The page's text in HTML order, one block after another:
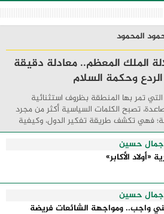
المحمود
الملك المعظم.. معادلة دقيقة
وحكمة السلام
تمر بها المنطقة بظروف استثنائية
تصبح الكلمات السياسية أكثر من مجرد
فهي تكشف طريقة تفكير الدول، وكيفية
والحدود التي تفصل بين القوة ...
جمال حسين
«أولاد الأكابر»
جمال حسين
واجب.. ومواجهة الشائعات فريضة